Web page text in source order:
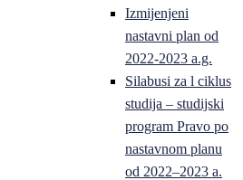
Izmijenjeni
nastavni plan od
2022-2023 a.g.
Silabusi za l ciklus
studija – studijski
program Pravo po
nastavnom planu
od 2022–2023 a.